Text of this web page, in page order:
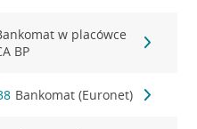
w placówce
BP
Bankomat (Euronet)